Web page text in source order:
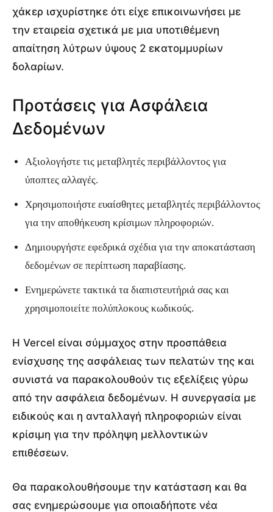
χάκερ ισχυρίστηκε ότι είχε επικοινωνήσει με
την εταιρεία σχετικά με μια υποτιθέμενη
απαίτηση λύτρων ύψους 2 εκατομμυρίων
δολαρίων.
Προτάσεις για Ασφάλεια
Δεδομένων
Αξιολογήστε τις μεταβλητές περιβάλλοντος για
ύποπτες αλλαγές.
Χρησιμοποιήστε ευαίσθητες μεταβλητές περιβάλλοντος
για την αποθήκευση κρίσιμων πληροφοριών.
Δημιουργήστε εφεδρικά σχέδια για την αποκατάσταση
δεδομένων σε περίπτωση παραβίασης.
Ενημερώνετε τακτικά τα διαπιστευτήριά σας και
χρησιμοποιείτε πολύπλοκους κωδικούς.
Η Vercel είναι σύμμαχος στην προσπάθεια
ενίσχυσης της ασφάλειας των πελατών της και
συνιστά να παρακολουθούν τις εξελίξεις γύρω
από την ασφάλεια δεδομένων. Η συνεργασία με
ειδικούς και η ανταλλαγή πληροφοριών είναι
κρίσιμη για την πρόληψη μελλοντικών
επιθέσεων.
Θα παρακολουθήσουμε την κατάσταση και θα
σας ενημερώσουμε για οποιαδήποτε νέα